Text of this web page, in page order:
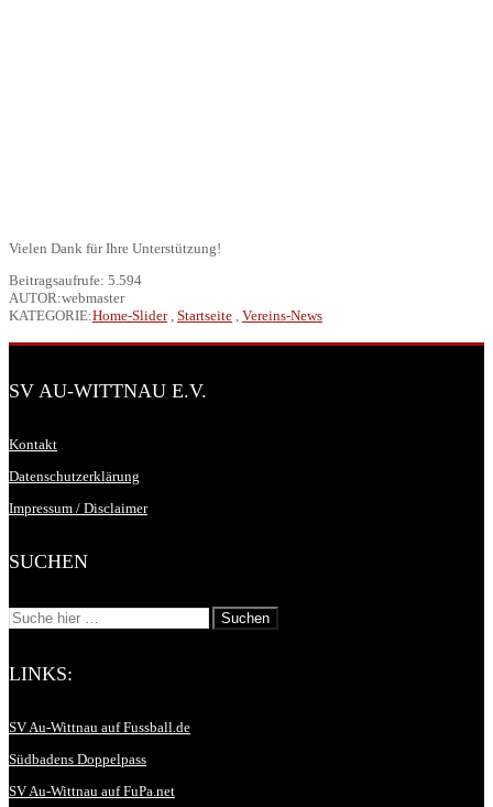
Vielen Dank für Ihre Unterstützung!
Beitragsaufrufe: 5.594
AUTOR:webmaster
KATEGORIE:Home-Slider, Startseite , Vereins-News
SV AU-WITTNAU E.V.
Kontakt
Datenschutzerklärung
Impressum / Disclaimer
SUCHEN
LINKS:
SV Au-Wittnau auf Fussball.de
Südbadens Doppelpass
SV Au-Wittnau auf FuPa.net